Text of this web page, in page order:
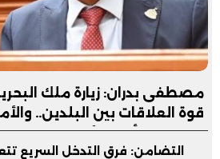
مصطفى بدران: زيارة ملك
قوة العلاقات بين البلدين..
جزء لا يتجزأ من الأمن القومي
التضامن: فرق التدخل السريع